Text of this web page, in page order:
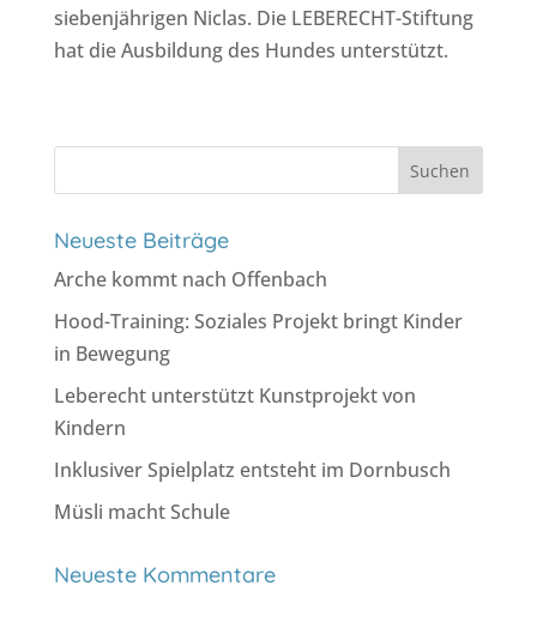
siebenjährigen Niclas. Die LEBERECHT-Stiftung
hat die Ausbildung des Hundes unterstützt.
nach:
Neueste Beiträge
Arche kommt nach Offenbach
Hood-Training: Soziales Projekt bringt Kinder
in Bewegung
Leberecht unterstützt Kunstprojekt von
Kindern
Inklusiver Spielplatz entsteht im Dornbusch
Müsli macht Schule
Neueste Kommentare